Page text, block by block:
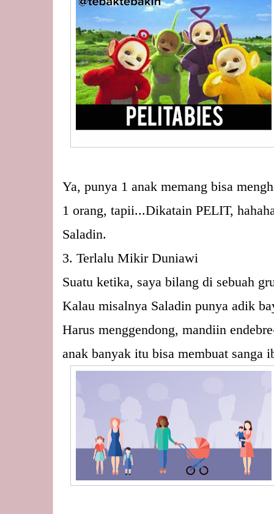
Ya, punya 1 anak memang bisa
1 orang, tapii...Dikatain PELIT,
Saladin.
3. Terlalu Mikir Duniawi
Suatu ketika, saya bilang di sebuah
Kalau misalnya Saladin punya adik
Harus menggendong, mandiin
anak banyak itu bisa membuat sanga